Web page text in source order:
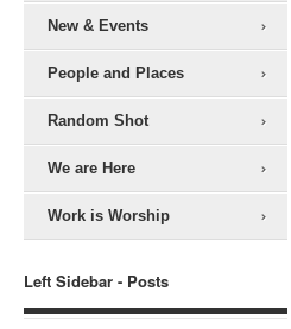
New & Events
People and Places
Random Shot
We are Here
Work is Worship
Left Sidebar - Posts